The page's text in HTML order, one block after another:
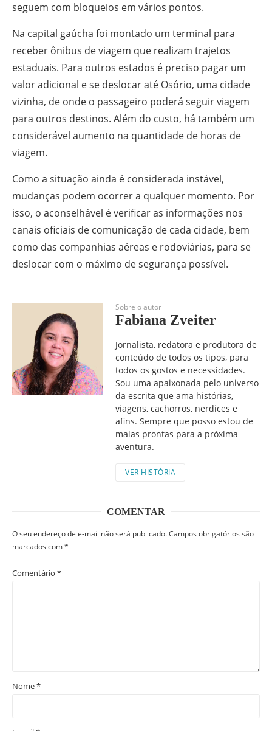
seguem com bloqueios em vários pontos.
Na capital gaúcha foi montado um terminal para
receber ônibus de viagem que realizam trajetos
estaduais. Para outros estados é preciso pagar um
valor adicional e se deslocar até Osório, uma cidade
vizinha, de onde o passageiro poderá seguir viagem
para outros destinos. Além do custo, há também um
considerável aumento na quantidade de horas de
viagem.
Como a situação ainda é considerada instável,
mudanças podem ocorrer a qualquer momento. Por
isso, o aconselhável é verificar as informações nos
canais oficiais de comunicação de cada cidade, bem
como das companhias aéreas e rodoviárias, para se
deslocar com o máximo de segurança possível.
Sobre o autor
Fabiana Zveiter
Jornalista, redatora e produtora de
conteúdo de todos os tipos, para
todos os gostos e necessidades.
Sou uma apaixonada pelo universo
da escrita que ama histórias,
viagens, cachorros, nerdices e
afins. Sempre que posso estou de
malas prontas para a próxima
aventura.
VER HISTÓRIA
COMENTAR
O seu endereço de e-mail não será publicado.Campos obrigatórios são
marcados com*
Comentário *
Nome*